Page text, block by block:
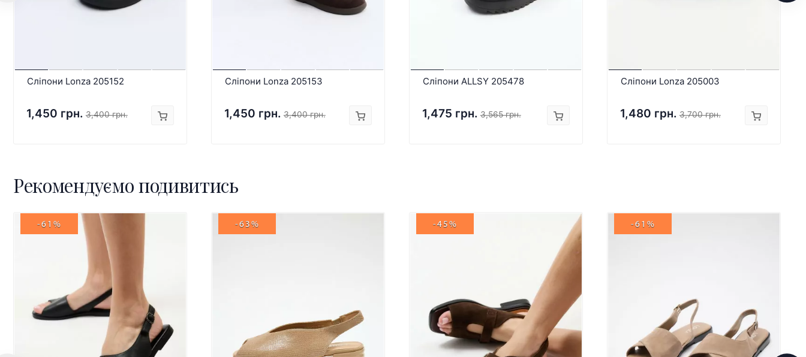
Сліпони Lonza 205152
1,450 грн. 3,400 грн.
Сліпони Lonza 205153
1,450 грн. 3,400 грн.
Сліпони ALLSY 205478
1,475 грн. 3,565 грн.
Сліпони Lonza 205003
1,480 грн. 3,700 грн.
Рекомендуємо подивитись
-61% -63% -45% -61%